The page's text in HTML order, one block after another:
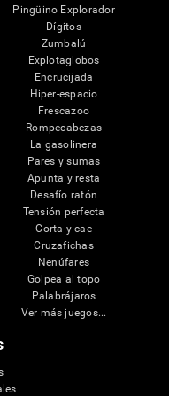
Pingüino Explorador
Dígitos
Zumbalú
Explotaglobos
Encrucijada
Hiper-espacio
Frescazoo
Rompecabezas
La gasolinera
Pares y sumas
Apunta y resta
Desafío ratón
Tensión perfecta
Corta y cae
Cruzafichas
Nenúfares
Golpea al topo
Palabrájaros
Ver más juegos...